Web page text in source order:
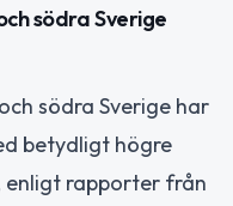
södra Sverige
södra Sverige har
betydligt högre
enligt rapporter från